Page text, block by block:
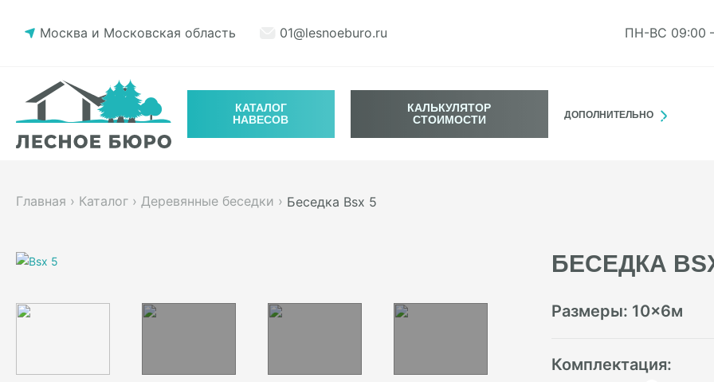
Москва и Московская область 01@lesnoeburo.ru ПН-ВС 09:00
КАТАЛОГ
НАВЕСОВ
КАЛЬКУЛЯТОР
СТОИМОСТИ
ДОПОЛНИТЕЛЬНО
Главная › Каталог › Деревянные беседки › Беседка Bsx 5
БЕСЕДКА
Размеры: 10×6м
Комплектация: